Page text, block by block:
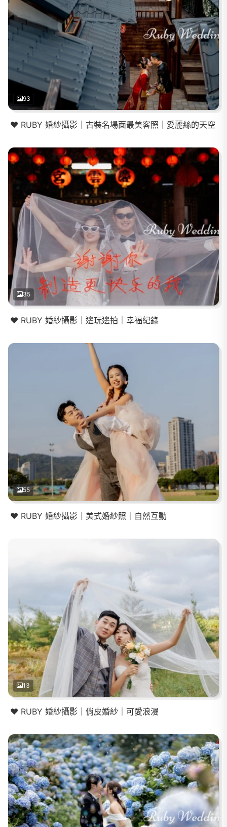
93
❤️ RUBY 婚紗攝影｜古裝名場面最美客照｜愛麗絲的天空
35
❤️ RUBY 婚紗攝影｜邊玩邊拍｜幸福紀錄
55
❤️ RUBY 婚紗攝影｜美式婚紗照｜自然互動
13
❤️ RUBY 婚紗攝影｜俏皮婚紗｜可愛浪漫